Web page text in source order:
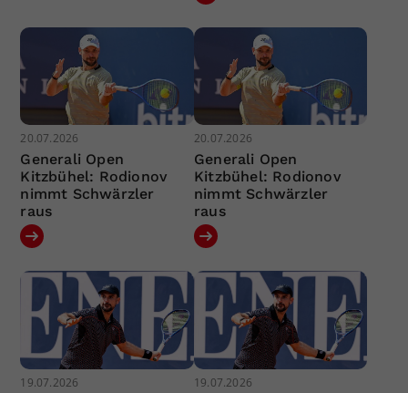
20.07.2026
Generali Open
Kitzbühel: Rodionov
nimmt Schwärzler
raus
20.07.2026
Generali Open
Kitzbühel: Rodionov
nimmt Schwärzler
raus
19.07.2026 19.07.2026